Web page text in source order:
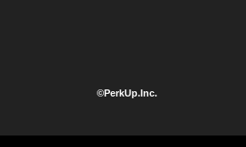
©PerkUp.Inc.